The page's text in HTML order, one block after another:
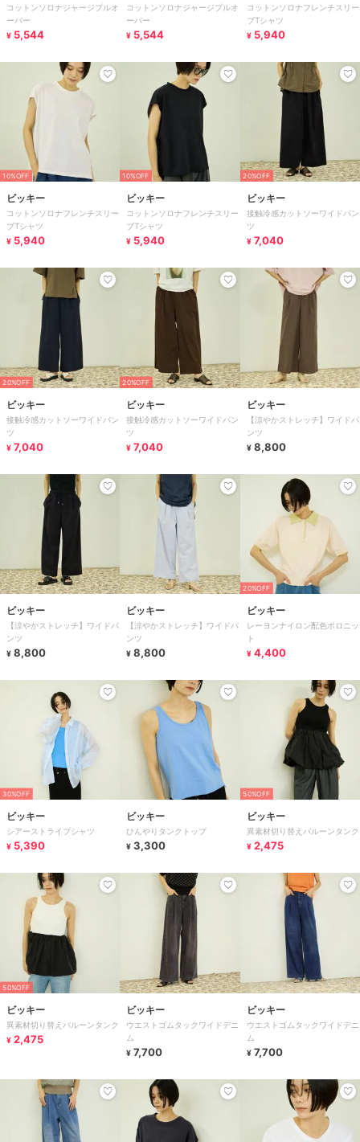
コットンソロナジャージプルオ
ーバー
¥ 5,544
コットンソロナジャージプルオ
ーバー
¥ 5,544
コットンソロナフレンチスリー
ブTシャツ
¥ 5,940
10%OFF
ビッキー
コットンソロナフレンチスリー
ブTシャツ
¥ 5,940
10%OFF
ビッキー
コットンソロナフレンチスリー
ブTシャツ
¥ 5,940
20%OFF
ビッキー
接触冷感カットソーワイドパン
ツ
¥ 7,040
20%OFF
ビッキー
接触冷感カットソーワイドパン
ツ
¥ 7,040
20%OFF
ビッキー
接触冷感カットソーワイドパン
ツ
¥ 7,040
ビッキー
【涼やかストレッチ】ワイドパ
ンツ
¥ 8,800
ビッキー
【涼やかストレッチ】ワイドパ
ンツ
¥ 8,800
ビッキー
【涼やかストレッチ】ワイドパ
ンツ
¥ 8,800
20%OFF
ビッキー
レーヨンナイロン配色ポロニッ
ト
¥ 4,400
30%OFF
ビッキー
シアーストライプシャツ
¥ 5,390
ビッキー
ひんやりタンクトップ
¥ 3,300
50%OFF
ビッキー
異素材切り替えバルーンタンク
¥ 2,475
50%OFF
ビッキー
異素材切り替えバルーンタンク
¥ 2,475
ビッキー
ウエストゴムタックワイドデニ
ム
¥ 7,700
ビッキー
ウエストゴムタックワイドデニ
ム
¥ 7,700